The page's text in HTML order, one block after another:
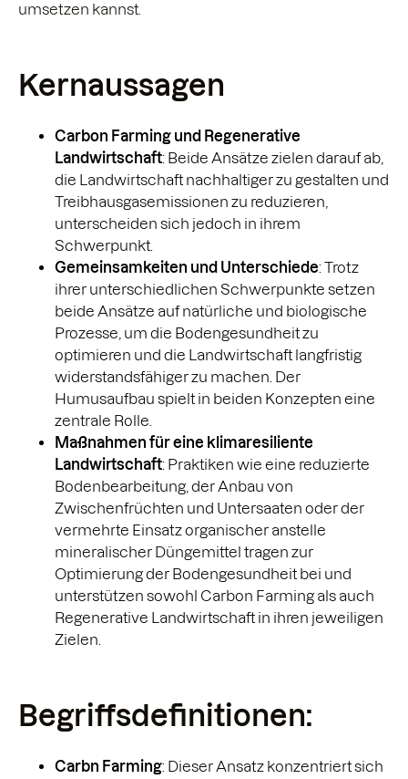
umsetzen kannst.
Kernaussagen
Carbon Farming und Regenerative
Landwirtschaft: Beide Ansätze zielen darauf ab,
die Landwirtschaft nachhaltiger zu gestalten und
Treibhausgasemissionen zu reduzieren,
unterscheiden sich jedoch in ihrem
Schwerpunkt.
Gemeinsamkeiten und Unterschiede: Trotz
ihrer unterschiedlichen Schwerpunkte setzen
beide Ansätze auf natürliche und biologische
Prozesse, um die Bodengesundheit zu
optimieren und die Landwirtschaft langfristig
widerstandsfähiger zu machen. Der
Humusaufbau spielt in beiden Konzepten eine
zentrale Rolle.
Maßnahmen für eine klimaresiliente
Landwirtschaft: Praktiken wie eine reduzierte
Bodenbearbeitung, der Anbau von
Zwischenfrüchten und Untersaaten oder der
vermehrte Einsatz organischer anstelle
mineralischer Düngemittel tragen zur
Optimierung der Bodengesundheit bei und
unterstützen sowohl Carbon Farming als auch
Regenerative Landwirtschaft in ihren jeweiligen
Zielen.
Begriffsdefinitionen:
Carbn Farming: Dieser Ansatz konzentriert sich